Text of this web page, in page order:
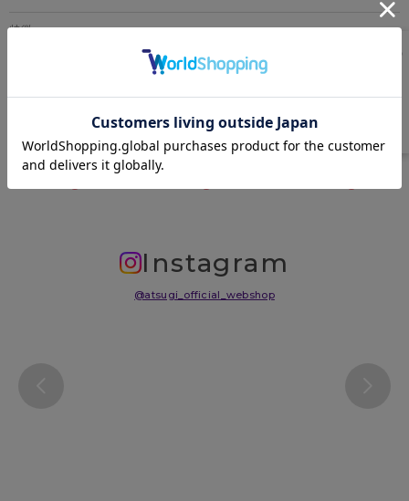
特徴
50デニール、ヌードトウ、バックマーク付
Instagram
@atsugi_official_webshop